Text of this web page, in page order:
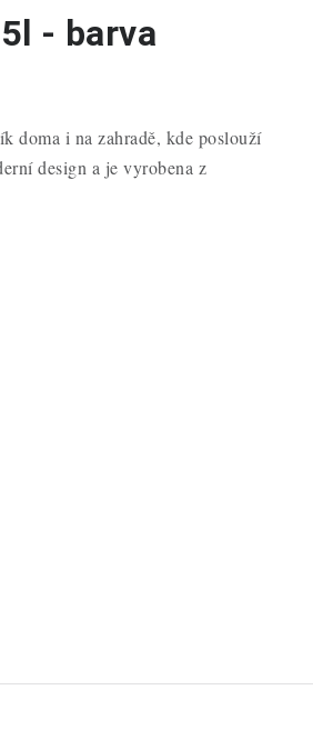
- barva
doma i na zahradě, kde poslouží
design a je vyrobena z